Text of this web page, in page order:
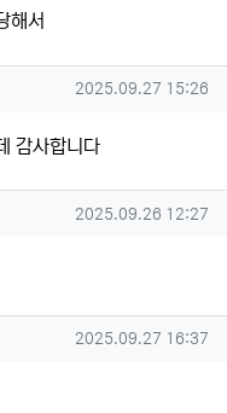
해서
작성일
2025.09.27 15:26
감사합니다
작성일
2025.09.26 12:27
작성일
2025.09.27 16:37